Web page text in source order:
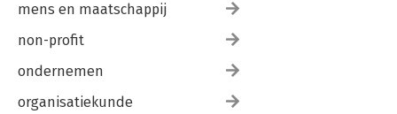
mens en maatschappij
non-profit
ondernemen
organisatiekunde